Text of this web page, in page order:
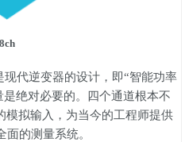
8ch
代逆变器的设计，即“智能功率
绝对必要的。四个通道根本不
模拟输入，为当今的工程师提供
面的测量系统。